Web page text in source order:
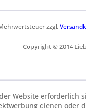
zzgl.
Copyright © 2014
Website erforderlich
dienen oder